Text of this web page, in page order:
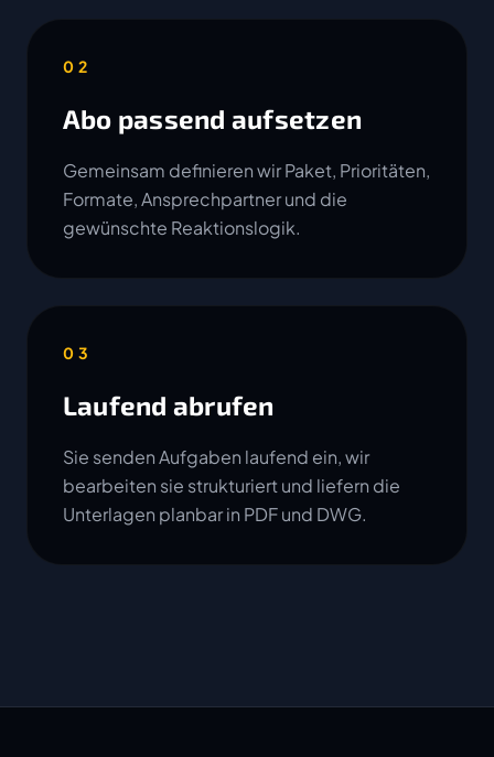
02
Abo passend aufsetzen
Gemeinsam definieren wir Paket, Prioritäten,
Formate, Ansprechpartner und die
gewünschte Reaktionslogik.
03
Laufend abrufen
Sie senden Aufgaben laufend ein, wir
bearbeiten sie strukturiert und liefern die
Unterlagen planbar in PDF und DWG.